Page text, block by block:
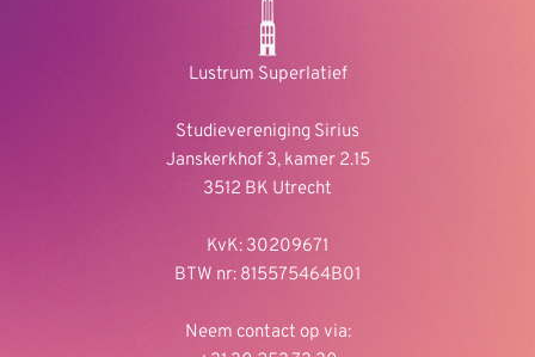
Lustrum Superlatief
Studievereniging Sirius
Janskerkhof 3, kamer 2.15
3512 BK Utrecht
KvK: 30209671
BTW nr: 815575464B01
Neem contact op via: